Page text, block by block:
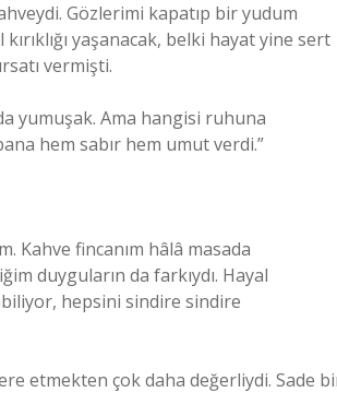
Gözlerimi kapatıp bir yudum
yaşanacak, belki hayat yine sert
vermişti.
yumuşak. Ama hangisi ruhuna
hem sabır hem umut verdi.”
Kahve fincanım hâlâ masada
duyguların da farkıydı. Hayal
hepsini sindire sindire
etmekten çok daha değerliydi. Sade